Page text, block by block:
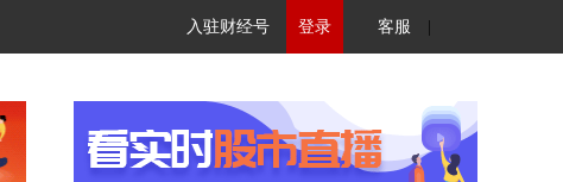
入驻财经号 登录 客服